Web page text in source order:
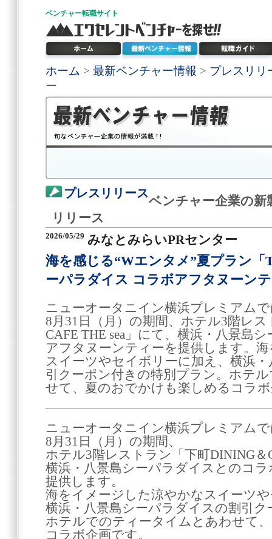
ベンチャー転職サイト
ホーム > 最新ベンチャー情報 > プレスリリ
ー
プレスリリース
ベンチャー企業の新
リリース
2026/05/29 みなとみらいPRセンター
海を感じる“Wエンタメ”夏プラン「
ーパラダイス コラボアフタヌーン
ニューオータニイン横浜プレミアム
8月31日（月）の期間、ホテル3階レ
CAFE THE sea」にて、横浜・八景島
アフタヌーンティーを提供します。
スイーツやセイボリーに加え、横浜
引クーポン付きの特別プラン。ホテ
せて、夏のおでかけも楽しめるコラ
ニューオータニイン横浜プレミアム
8月31日（月）の期間、
ホテル3階レストラン「下町DINING＆
横浜・八景島シーパラダイスとのコ
提供します。
海をイメージした涼やかなスイーツ
横浜・八景島シーパラダイスの割引
ホテルでのティータイムとあわせて
コラボ企画です。